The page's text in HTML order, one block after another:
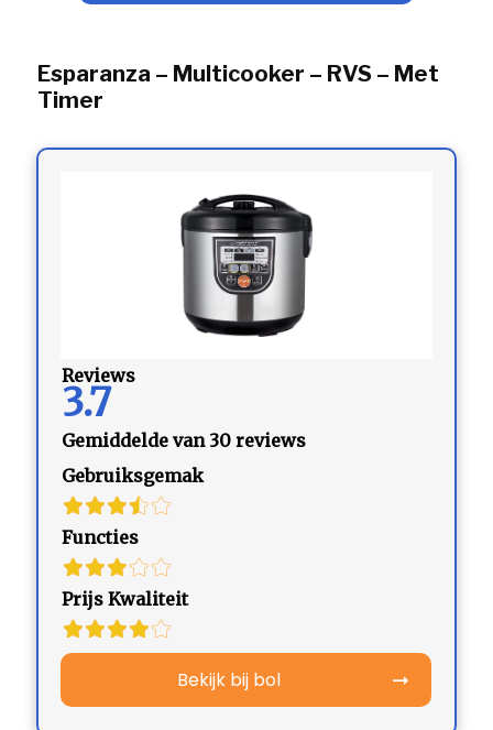
Esparanza – Multicooker – RVS – Met
Timer
Reviews
3.7
Gemiddelde van 30 reviews
Gebruiksgemak
Functies
Prijs Kwaliteit
Bekijk bij bol